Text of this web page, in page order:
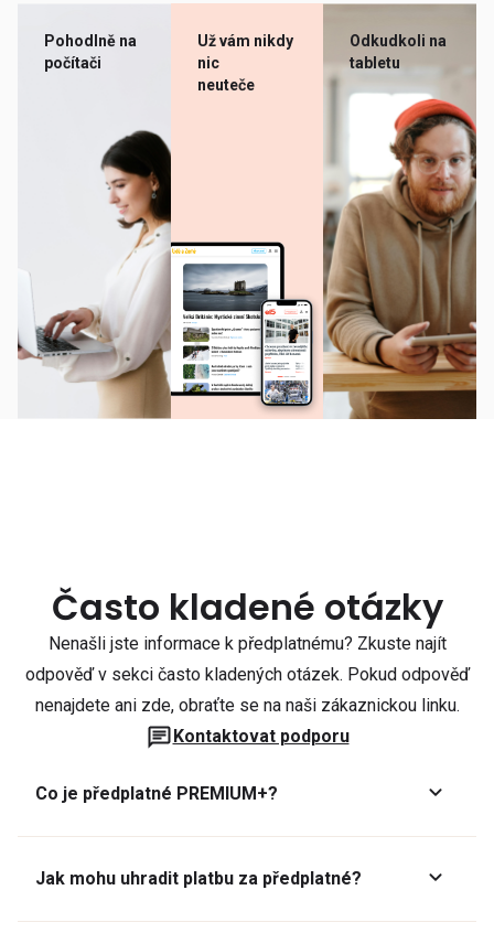
Pohodlně na
počítači
Už vám nikdy
nic
neuteče
Odkudkoli na
tabletu
Často kladené otázky
Nenašli jste informace k předplatnému? Zkuste najít
odpověď v sekci často kladených otázek. Pokud odpověď
nenajdete ani zde, obraťte se na naši zákaznickou linku.
Kontaktovat podporu
Co je předplatné PREMIUM+?
Jak mohu uhradit platbu za předplatné?